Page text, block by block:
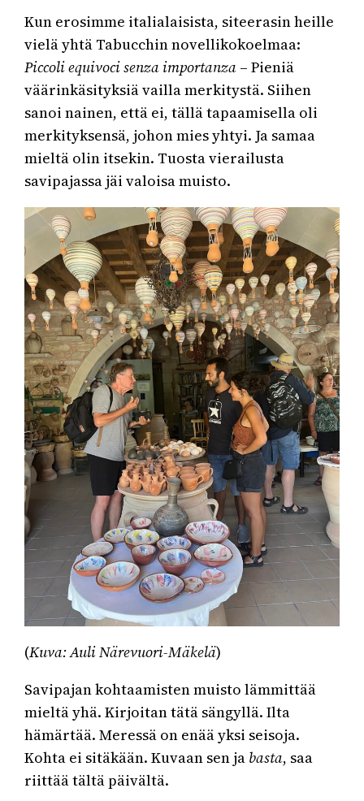
Kun erosimme italialaisista, siteerasin heille
vielä yhtä Tabucchin novellikokoelmaa:
Piccoli equivoci senza importanza – Pieniä
väärinkäsityksiä vailla merkitystä. Siihen
sanoi nainen, että ei, tällä tapaamisella oli
merkityksensä, johon mies yhtyi. Ja samaa
mieltä olin itsekin. Tuosta vierailusta
savipajassa jäi valoisa muisto.
(Kuva: Auli Närevuori-Mäkelä)
Savipajan kohtaamisten muisto lämmittää
mieltä yhä. Kirjoitan tätä sängyllä. Ilta
hämärtää. Meressä on enää yksi seisoja.
Kohta ei sitäkään. Kuvaan sen ja basta, saa
riittää tältä päivältä.